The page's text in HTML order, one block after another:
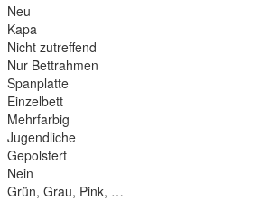
Neu
Kapa
Nicht zutreffend
Nur Bettrahmen
Spanplatte
Einzelbett
Mehrfarbig
Jugendliche
Gepolstert
Nein